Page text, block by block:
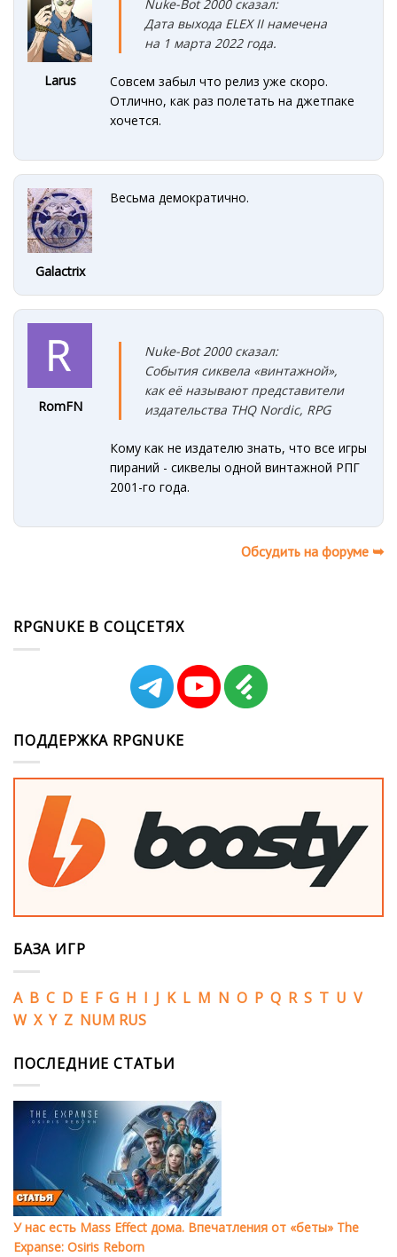
Larus
Nuke-Bot 2000 сказал:
Дата выхода ELEX II намечена
на 1 марта 2022 года.
Совсем забыл что релиз уже скоро.
Отлично, как раз полетать на джетпаке
хочется.
Galactrix
Весьма демократично.
RomFN
Nuke-Bot 2000 сказал:
События сиквела «винтажной»,
как её называют представители
издательства THQ Nordic, RPG
Кому как не издателю знать, что все игры
пираний - сиквелы одной винтажной РПГ
2001-го года.
Обсудить на форуме ➥
RPGNUKE В СОЦСЕТЯХ
ПОДДЕРЖКА RPGNUKE
БАЗА ИГР
A B C D E F G H I J K L M N O P Q R S T U V
W X Y Z NUM RUS
ПОСЛЕДНИЕ СТАТЬИ
У нас есть Mass Effect дома. Впечатления от «беты» The
Expanse: Osiris Reborn